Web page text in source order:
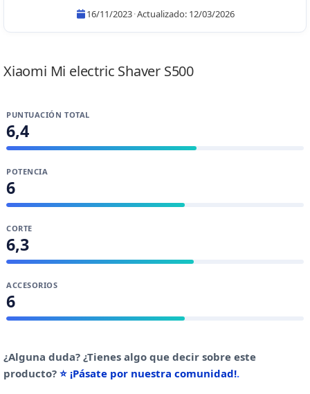
16/11/2023·Actualizado: 12/03/2026
Xiaomi Mi electric Shaver S500
PUNTUACIÓN TOTAL
6,4
POTENCIA
6
CORTE
6,3
ACCESORIOS
6
¿Alguna duda? ¿Tienes algo que decir sobre este
producto? ⭐ ¡Pásate por nuestra comunidad!.